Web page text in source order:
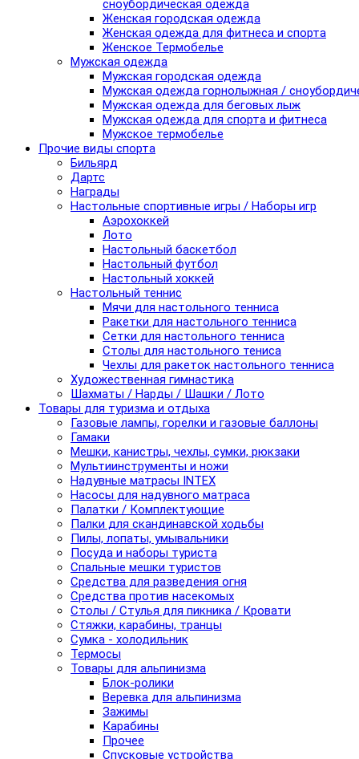
сноубордическая одежда
Женская городская одежда
Женская одежда для фитнеса и спорта
Женское Термобелье
Мужская одежда
Мужская городская одежда
Мужская одежда горнолыжная /
Мужская одежда для беговых лыж
Мужская одежда для спорта и фитнеса
Мужское термобелье
Прочие виды спорта
Бильярд
Дартс
Награды
Настольные спортивные игры / Наборы игр
Аэрохоккей
Лото
Настольный баскетбол
Настольный футбол
Настольный хоккей
Настольный теннис
Мячи для настольного тенниса
Ракетки для настольного тенниса
Сетки для настольного тенниса
Столы для настольного тениса
Чехлы для ракеток настольного тенниса
Художественная гимнастика
Шахматы / Нарды / Шашки / Лото
Товары для туризма и отдыха
Газовые лампы, горелки и газовые баллоны
Гамаки
Мешки, канистры, чехлы, сумки, рюкзаки
Мультиинструменты и ножи
Надувные матрасы INTEX
Насосы для надувного матраса
Палатки / Комплектующие
Палки для скандинавской ходьбы
Пилы, лопаты, умывальники
Посуда и наборы туриста
Спальные мешки туристов
Средства для разведения огня
Средства против насекомых
Столы / Стулья для пикника / Кровати
Стяжки, карабины, транцы
Сумка - холодильник
Термосы
Товары для альпинизма
Блок-ролики
Веревка для альпинизма
Зажимы
Карабины
Прочее
Спусковые устройства